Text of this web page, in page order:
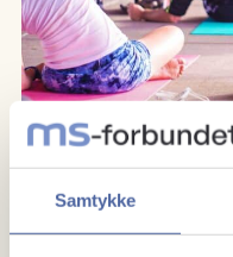
Samtykke
Yoga